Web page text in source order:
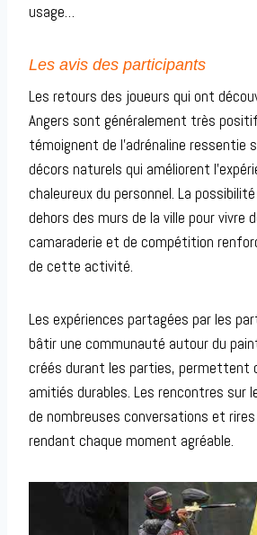
usage…
Les avis des participants
Les retours des joueurs qui ont
Angers sont généralement très
témoignent de l’adrénaline ressentie
décors naturels qui améliorent
chaleureux du personnel. La
dehors des murs de la ville pour vivre
camaraderie et de compétition
de cette activité.
Les expériences partagées par les
bâtir une communauté autour du
créés durant les parties, permettent
amitiés durables. Les rencontres sur
de nombreuses conversations et
rendant chaque moment agréable.